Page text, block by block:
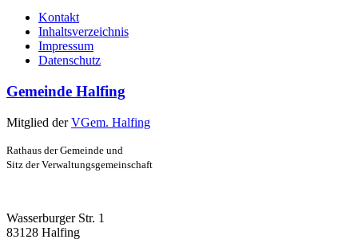
Kontakt
Inhaltsverzeichnis
Impressum
Datenschutz
Gemeinde Halfing
Mitglied derVGem. Halfing
Rathaus der Gemeinde und
Sitz der Verwaltungsgemeinschaft
Wasserburger Str. 1
83128 Halfing